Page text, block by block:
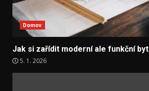
Domov
Jak si zařídit moderní ale funkční byt
5. 1. 2026